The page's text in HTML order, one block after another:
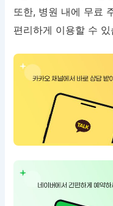
또한, 병원 내에 무료
편리하게 이용할 수 있